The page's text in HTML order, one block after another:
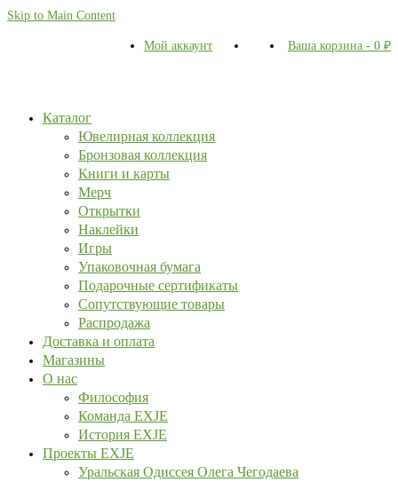
Skip to Main Content
Мой аккаунт Ваша корзина - 0 ₽
Каталог
Ювелирная коллекция
Бронзовая коллекция
Книги и карты
Мерч
Открытки
Наклейки
Игры
Упаковочная бумага
Подарочные сертификаты
Сопутствующие товары
Распродажа
Доставка и оплата
Магазины
О нас
Философия
Команда EXJE
История EXJE
Проекты EXJE
Уральская Одиссея Олега Чегодаева